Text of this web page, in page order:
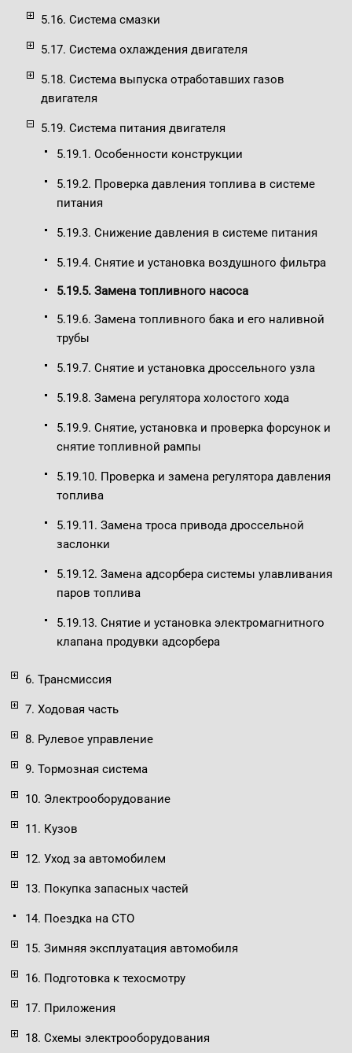
5.16. Система смазки
5.17. Система охлаждения двигателя
5.18. Cистема выпуска отработавших газов
двигателя
5.19. Система питания двигателя
5.19.1. Особенности конструкции
5.19.2. Проверка давления топлива в системе
питания
5.19.3. Снижение давления в системе питания
5.19.4. Снятие и установка воздушного фильтра
5.19.5. Замена топливного насоса
5.19.6. Замена топливного бака и его наливной
трубы
5.19.7. Снятие и установка дроссельного узла
5.19.8. Замена регулятора холостого хода
5.19.9. Снятие, установка и проверка форсунок и
снятие топливной рампы
5.19.10. Проверка и замена регулятора давления
топлива
5.19.11. Замена троса привода дроссельной
заслонки
5.19.12. Замена адсорбера системы улавливания
паров топлива
5.19.13. Снятие и установка электромагнитного
клапана продувки адсорбера
6. Трансмиссия
7. Ходовая часть
8. Рулевое управление
9. Тормозная система
10. Электрооборудование
11. Кузов
12. Уход за автомобилем
13. Покупка запасных частей
14. Поездка на СТО
15. Зимняя эксплуатация автомобиля
16. Подготовка к техосмотру
17. Приложения
18. Схемы электрооборудования